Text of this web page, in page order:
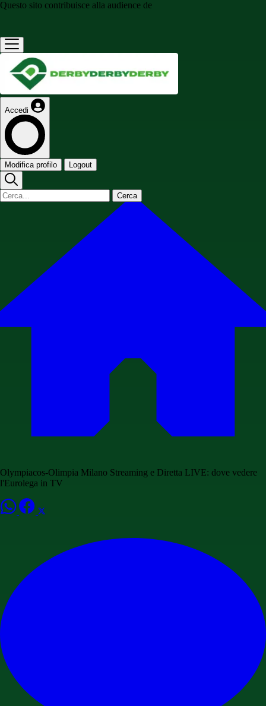
Questo sito contribuisce alla audience de
Accedi
Modifica profilo Logout
Cerca
Olympiacos-Olimpia Milano Streaming e Diretta LIVE: dove vedere
l'Eurolega in TV